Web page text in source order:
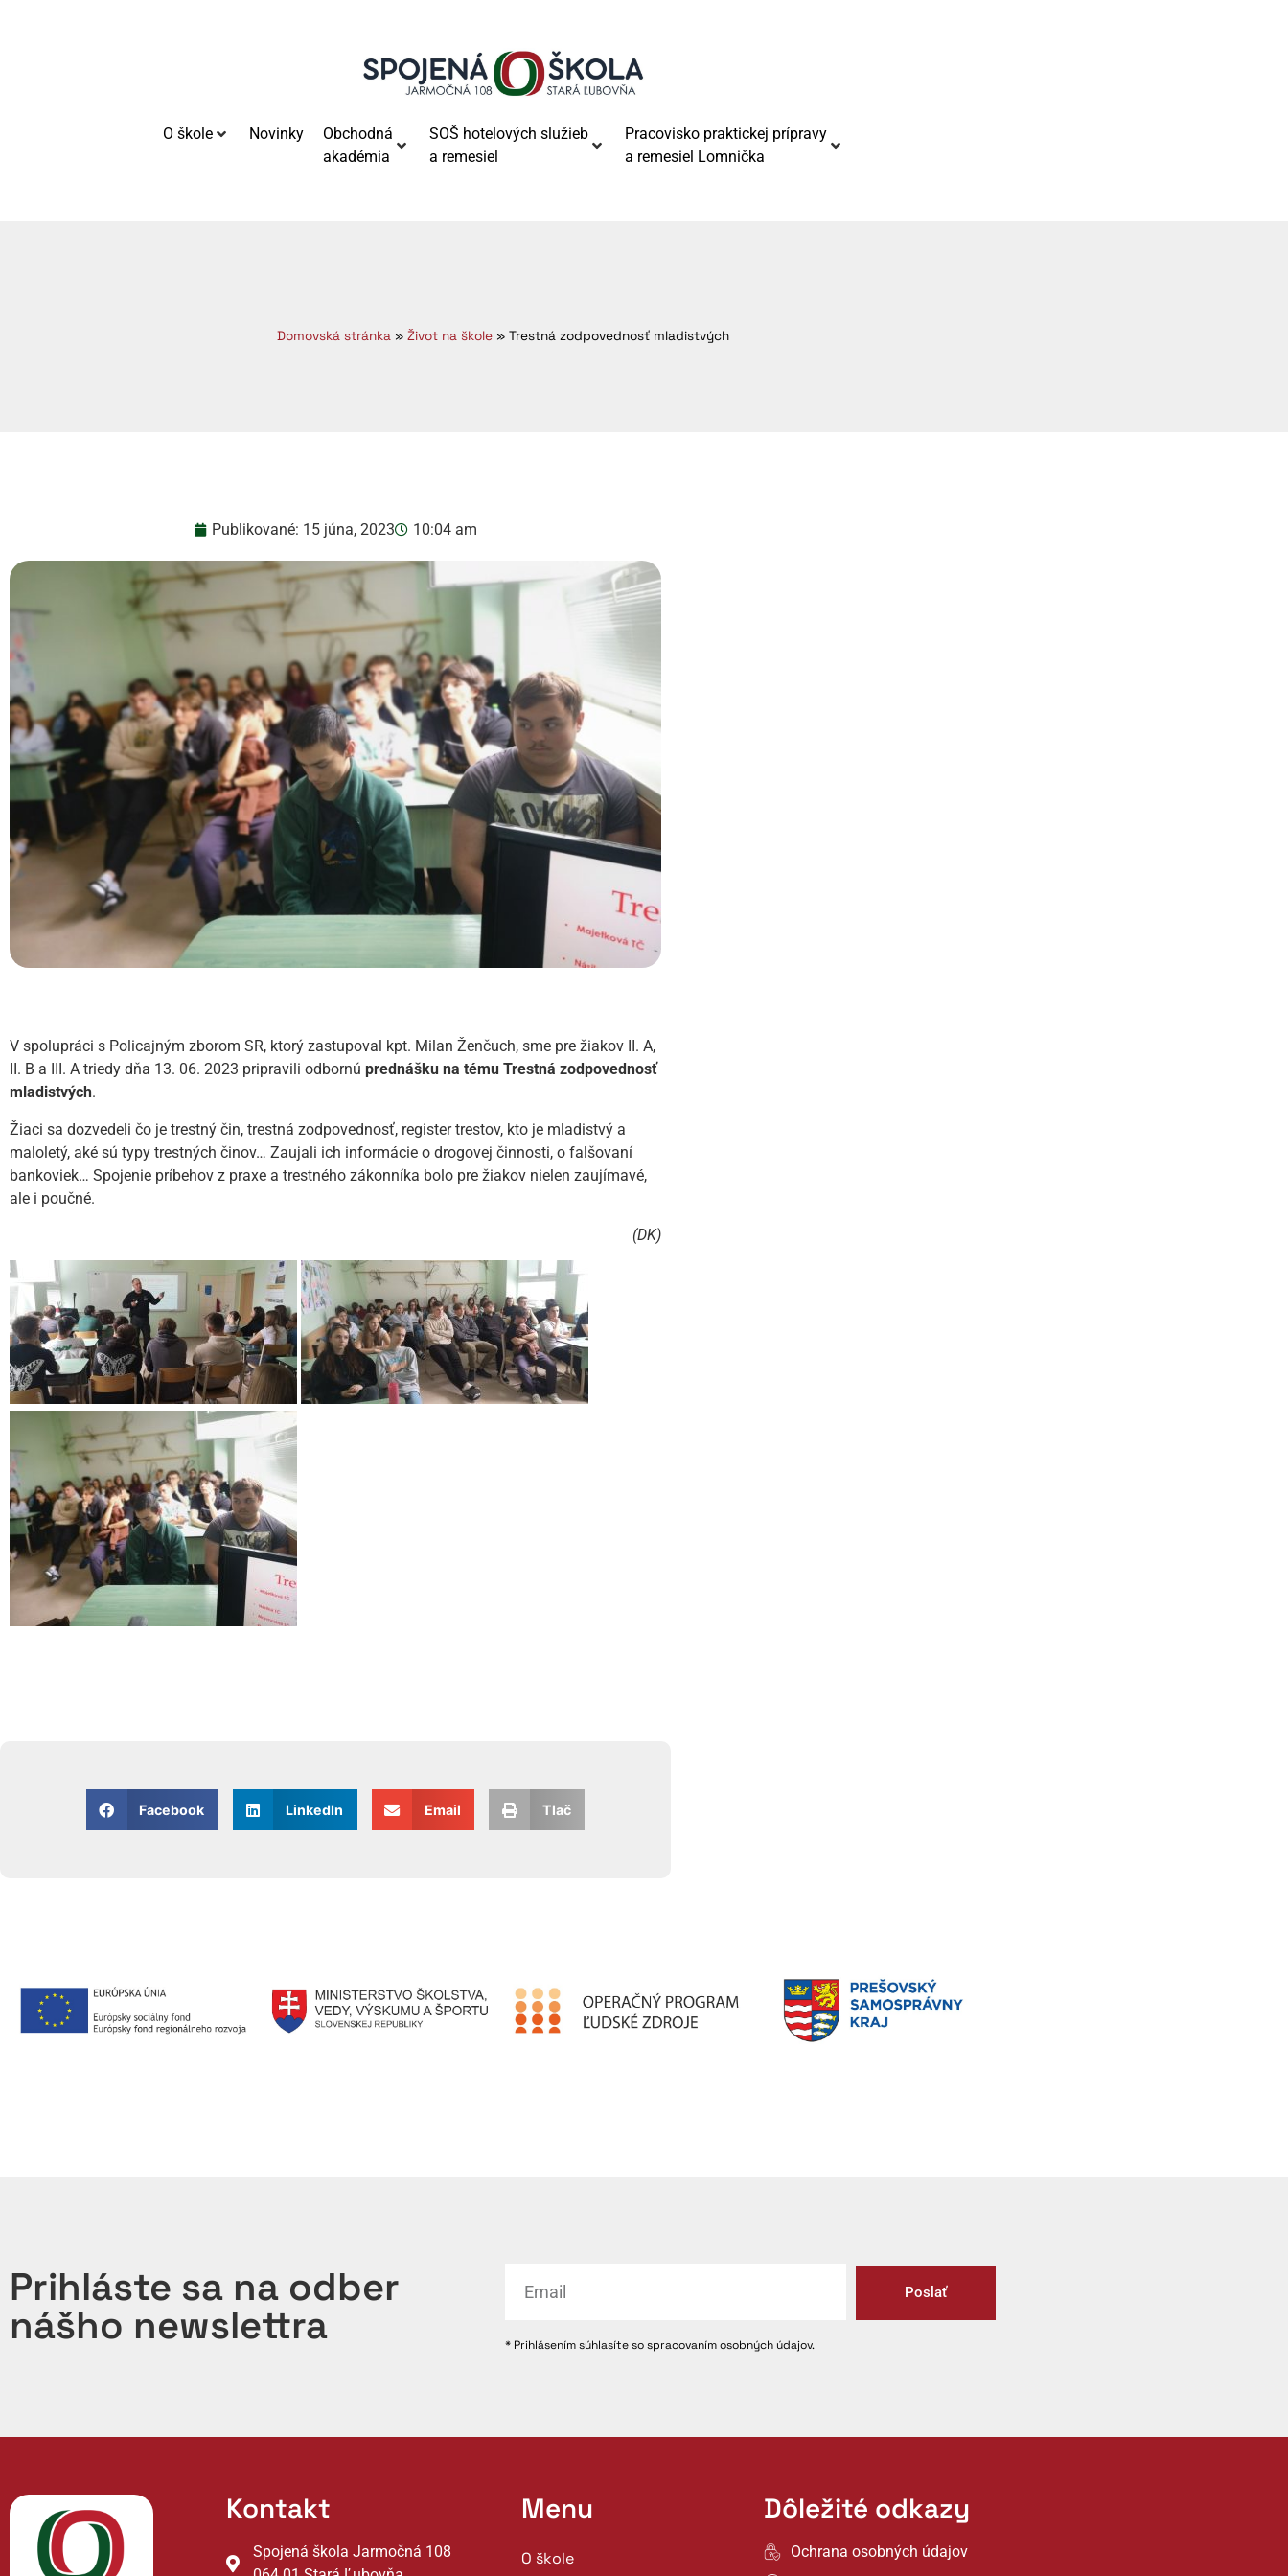
O škole Novinky
Obchodná
akadémia
SOŠ hotelových služieb
a remesiel
Pracovisko praktickej prípravy
a remesiel Lomnička
Domovská stránka » Život na škole » Trestná zodpovednosť mladistvých
Publikované: 15 júna, 2023 10:04 am
V spolupráci s Policajným zborom SR, ktorý zastupoval kpt. Milan Ženčuch, sme pre žiakov II. A,
II. B a III. A triedy dňa 13. 06. 2023 pripravili odbornú prednášku na tému Trestná zodpovednosť
mladistvých.
Žiaci sa dozvedeli čo je trestný čin, trestná zodpovednosť, register trestov, kto je mladistvý a
maloletý, aké sú typy trestných činov… Zaujali ich informácie o drogovej činnosti, o falšovaní
bankoviek… Spojenie príbehov z praxe a trestného zákonníka bolo pre žiakov nielen zaujímavé,
ale i poučné.
(DK)
Facebook LinkedIn Email Tlač
Prihláste sa na odber
nášho newslettra
Poslať
* Prihlásením súhlasíte so spracovaním osobných údajov.
Kontakt
Spojená škola Jarmočná 108
Menu
O škole
Dôležité odkazy
Ochrana osobných údajov